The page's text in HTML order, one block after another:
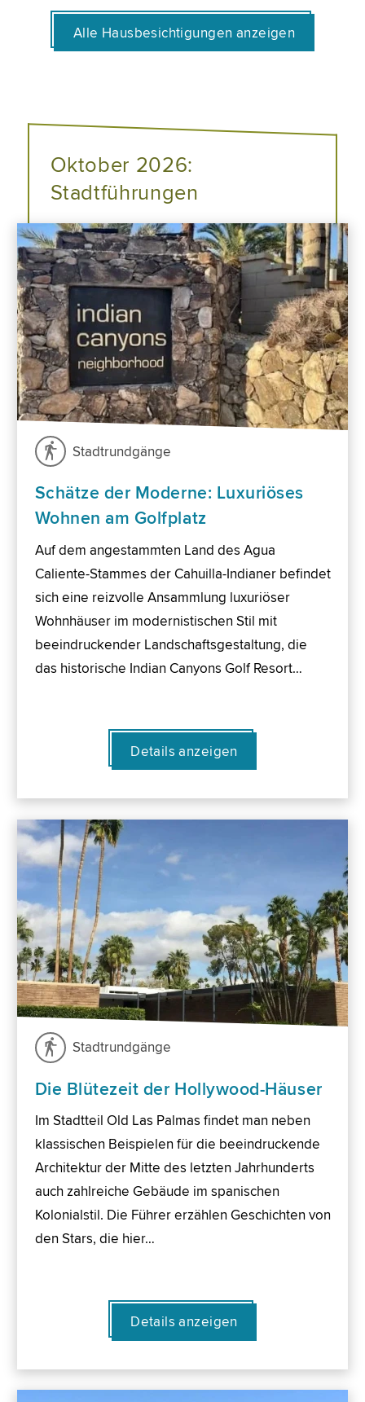
Alle Hausbesichtigungen anzeigen
Oktober 2026:
Stadtführungen
Stadtrundgänge
Schätze der Moderne: Luxuriöses
Wohnen am Golfplatz
Auf dem angestammten Land des Agua
Caliente-Stammes der Cahuilla-Indianer befindet
sich eine reizvolle Ansammlung luxuriöser
Wohnhäuser im modernistischen Stil mit
beeindruckender Landschaftsgestaltung, die
das historische Indian Canyons Golf Resort…
Details anzeigen
Stadtrundgänge
Die Blütezeit der Hollywood-Häuser
Im Stadtteil Old Las Palmas findet man neben
klassischen Beispielen für die beeindruckende
Architektur der Mitte des letzten Jahrhunderts
auch zahlreiche Gebäude im spanischen
Kolonialstil. Die Führer erzählen Geschichten von
den Stars, die hier…
Details anzeigen